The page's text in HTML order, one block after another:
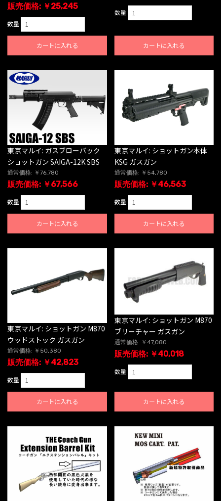
販売価格: ￥25,245
数量
カートに入れる
数量
カートに入れる
東京マルイ: ガスブローバック
ショットガン SAIGA-12K SBS
通常価格: ￥76,780
販売価格: ￥67,566
数量
カートに入れる
東京マルイ: ショットガン本体
KSG ガスガン
通常価格: ￥54,780
販売価格: ￥46,563
数量
カートに入れる
東京マルイ: ショットガン M870
ウッドストック ガスガン
通常価格: ￥50,380
販売価格: ￥42,823
数量
カートに入れる
東京マルイ: ショットガン M870
ブリーチャー ガスガン
通常価格: ￥47,080
販売価格: ￥40,018
数量
カートに入れる